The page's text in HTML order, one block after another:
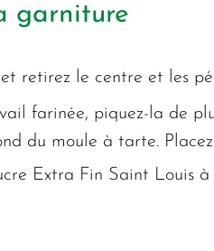
garniture
retirez le centre et les
farinée, piquez-la de
du moule à tarte.
Extra Fin Saint Louis à